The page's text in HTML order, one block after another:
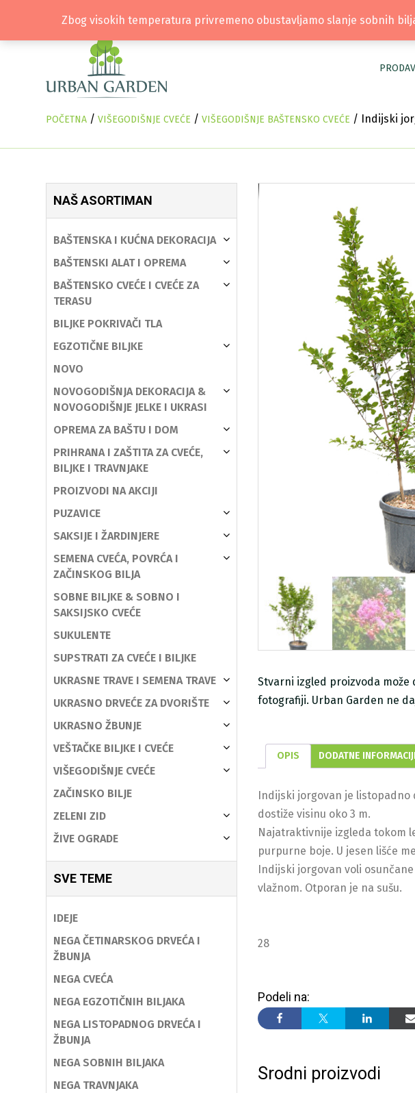
POČETNA / VIŠEGODIŠNJE CVEĆE / VIŠEGODIŠNJE BAŠTENSKO CVEĆE / Indijski
NAŠ ASORTIMAN
BAŠTENSKA I KUĆNA DEKORACIJA
BAŠTENSKI ALAT I OPREMA
BAŠTENSKO CVEĆE I CVEĆE ZA
TERASU
BILJKE POKRIVAČI TLA
EGZOTIČNE BILJKE
NOVO
NOVOGODIŠNJA DEKORACIJA &
NOVOGODIŠNJE JELKE I UKRASI
OPREMA ZA BAŠTU I DOM
PRIHRANA I ZAŠTITA ZA CVEĆE,
BILJKE I TRAVNJAKE
PROIZVODI NA AKCIJI
PUZAVICE
SAKSIJE I ŽARDINJERE
SEMENA CVEĆA, POVRĆA I
ZAČINSKOG BILJA
SOBNE BILJKE & SOBNO I
SAKSIJSKO CVEĆE
SUKULENTE
SUPSTRATI ZA CVEĆE I BILJKE
UKRASNE TRAVE I SEMENA TRAVE
UKRASNO DRVEĆE ZA DVORIŠTE
UKRASNO ŽBUNJE
VEŠTAČKE BILJKE I CVEĆE
VIŠEGODIŠNJE CVEĆE
ZAČINSKO BILJE
ZELENI ZID
ŽIVE OGRADE
SVE TEME
IDEJE
NEGA ČETINARSKOG DRVEĆA I
ŽBUNJA
NEGA CVEĆA
NEGA EGZOTIČNIH BILJAKA
NEGA LISTOPADNOG DRVEĆA I
ŽBUNJA
NEGA SOBNIH BILJAKA
NEGA TRAVNJAKA
Stvarni izgled proizvoda
fotografiji. Urban Garden ne
OPIS DODATNE
Indijski jorgovan je listopadno
dostiže visinu oko 3 m.
Najatraktivnije izgleda tokom
purpurne boje. U jesen lišće
Indijski jorgovan voli
vlažnom. Otporan je na sušu.
28
Podeli na:
Srodni proizvodi
Zbog visokih temperatura privremeno obustavljamo slanje sobnih